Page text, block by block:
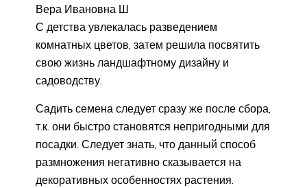
Вера Ивановна Ш
С детства увлекалась разведением
комнатных цветов, затем решила посвятить
свою жизнь ландшафтному дизайну и
садоводству.
Садить семена следует сразу же после сбора,
т.к. они быстро становятся непригодными для
посадки. Следует знать, что данный способ
размножения негативно сказывается на
декоративных особенностях растения.